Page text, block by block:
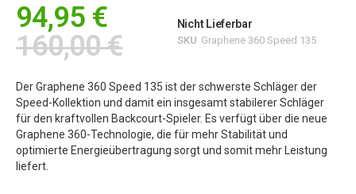
94,95 €
160,00 €
Nicht Lieferbar
SKU Graphene 360 Speed 135
Der Graphene 360 Speed 135 ist der schwerste Schläger der
Speed-Kollektion und damit ein insgesamt stabilerer Schläger
für den kraftvollen Backcourt-Spieler. Es verfügt über die neue
Graphene 360-Technologie, die für mehr Stabilität und
optimierte Energieübertragung sorgt und somit mehr Leistung
liefert.